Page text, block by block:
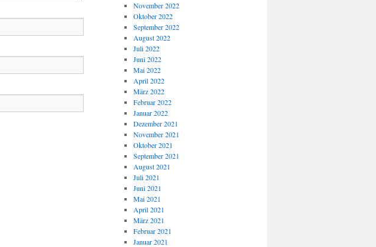
November 2022
Oktober 2022
September 2022
August 2022
Juli 2022
Juni 2022
Mai 2022
April 2022
März 2022
Februar 2022
Januar 2022
Dezember 2021
November 2021
Oktober 2021
September 2021
August 2021
Juli 2021
Juni 2021
Mai 2021
April 2021
März 2021
Februar 2021
Januar 2021